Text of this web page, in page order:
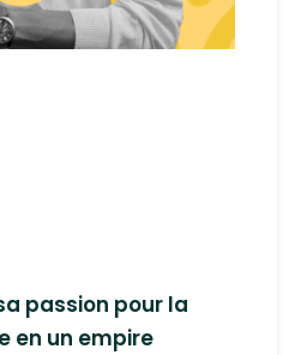
passion pour la
en un empire